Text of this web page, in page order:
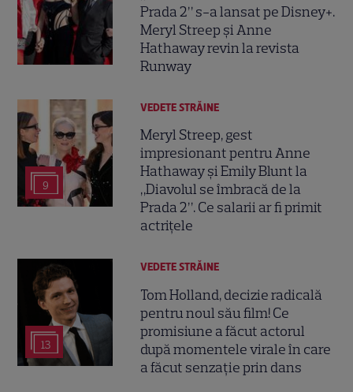
Prada 2” s-a lansat pe Disney+.
Meryl Streep și Anne
Hathaway revin la revista
Runway
9
VEDETE STRĂINE
Meryl Streep, gest
impresionant pentru Anne
Hathaway și Emily Blunt la
„Diavolul se îmbracă de la
Prada 2”. Ce salarii ar fi primit
actrițele
13
VEDETE STRĂINE
Tom Holland, decizie radicală
pentru noul său film! Ce
promisiune a făcut actorul
după momentele virale în care
a făcut senzație prin dans